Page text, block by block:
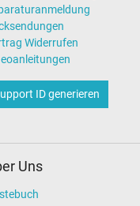
Widerrufen
ID generieren
Uns